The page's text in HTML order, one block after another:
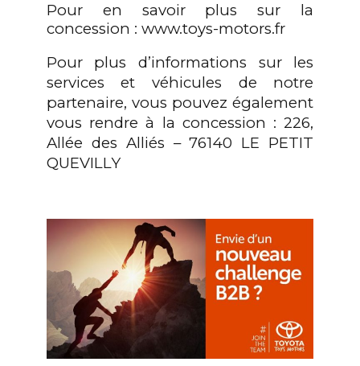
Pour en savoir plus sur la
concession : www.toys-motors.fr
Pour plus d’informations sur les
services et véhicules de notre
partenaire, vous pouvez également
vous rendre à la concession : 226,
Allée des Alliés – 76140 LE PETIT
QUEVILLY